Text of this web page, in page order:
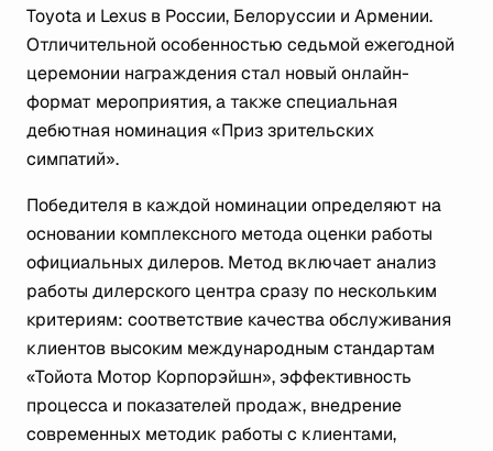
Toyota и Lexus в России, Белоруссии и Армении.
Отличительной особенностью седьмой ежегодной
церемонии награждения стал новый онлайн-
формат мероприятия, а также специальная
дебютная номинация «Приз зрительских
симпатий».
Победителя в каждой номинации определяют на
основании комплексного метода оценки работы
официальных дилеров. Метод включает анализ
работы дилерского центра сразу по нескольким
критериям: соответствие качества обслуживания
клиентов высоким международным стандартам
«Тойота Мотор Корпорэйшн», эффективность
процесса и показателей продаж, внедрение
современных методик работы с клиентами,